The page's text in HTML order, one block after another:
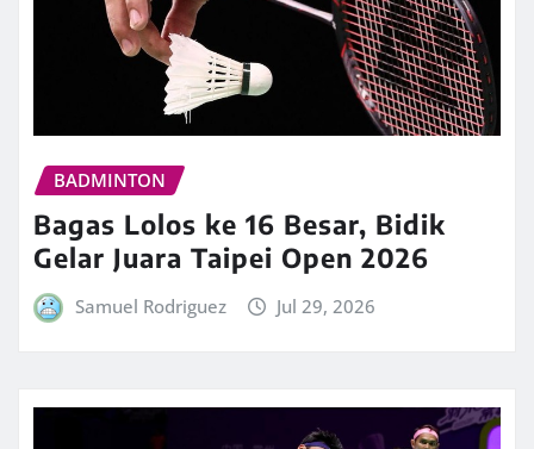
BADMINTON
Bagas Lolos ke 16 Besar, Bidik
Gelar Juara Taipei Open 2026
Samuel Rodriguez Jul 29, 2026